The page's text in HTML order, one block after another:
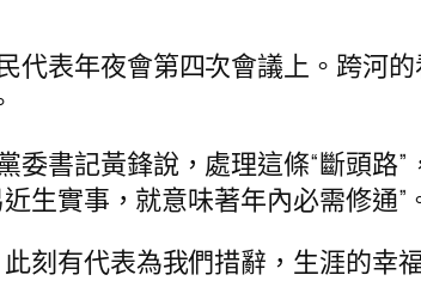
代表年夜會第四次會議上。跨河
委書記黃鋒說，處理這條“斷頭路
生實事，就意味著年內必需修通”
刻有代表為我們措辭，生涯的幸